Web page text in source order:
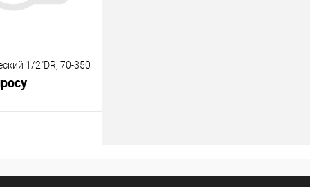
1/2"DR, 70-350